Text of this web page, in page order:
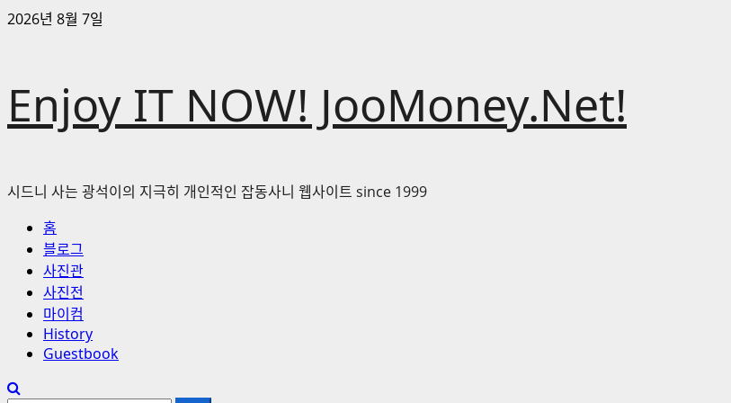
콘
바
로
2026년 8월 7일
Enjoy IT NOW! JooMoney.Net!
시드니 사는 광석이의 지극히 개인적인 잡동사니 웹사이트 since 1999
홈
블로그
사진관
사진전
마이컴
History
Guestbook